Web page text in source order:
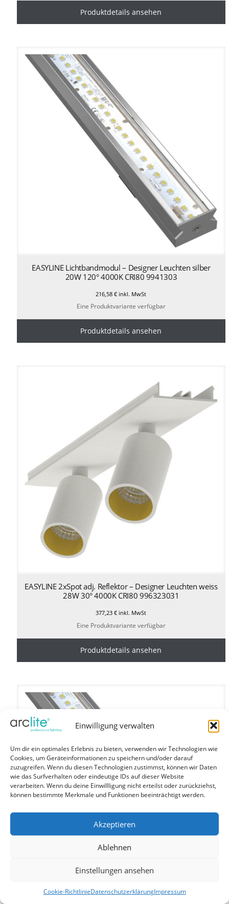
Einwilligung verwalten
Um dir ein optimales Erlebnis zu bieten, verwenden wir Technologien wie
Cookies, um Geräteinformationen zu speichern und/oder darauf
zuzugreifen. Wenn du diesen Technologien zustimmst, können wir Daten
wie das Surfverhalten oder eindeutige IDs auf dieser Website
verarbeiten. Wenn du deine Einwillligung nicht erteilst oder zurückziehst,
können bestimmte Merkmale und Funktionen beeinträchtigt werden.
Akzeptieren
Ablehnen
Einstellungen ansehen
Cookie-RichtlinieDatenschutzerklärungImpressum
Produktdetails ansehen
EASYLINE Lichtbandmodul – Designer Leuchten silber
20W 120° 4000K CRI80 9941303
216,58€ inkl. MwSt
Eine Produktvariante verfügbar
Produktdetails ansehen
EASYLINE 2xSpot adj. Reflektor – Designer Leuchten weiss
28W 30° 4000K CRI80 996323031
377,23€ inkl. MwSt
Eine Produktvariante verfügbar
Produktdetails ansehen